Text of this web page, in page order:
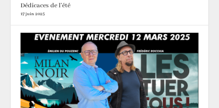
Dédicaces de l’été
17 juin 2025